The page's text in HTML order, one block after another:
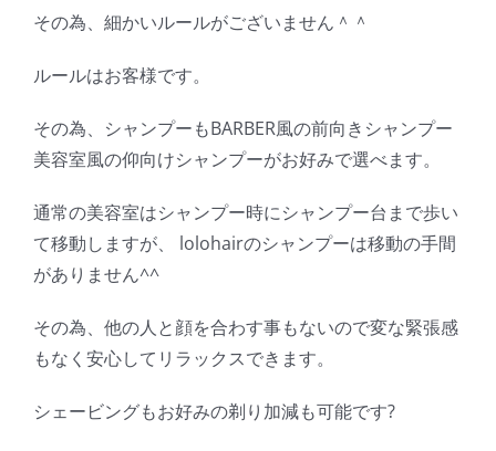
その為、細かいルールがございません＾＾
ルールはお客様です。
その為、シャンプーもBARBER風の前向きシャンプー
美容室風の仰向けシャンプーがお好みで選べます。
通常の美容室はシャンプー時にシャンプー台まで歩い
て移動しますが、 lolohairのシャンプーは移動の手間
がありません^^
その為、他の人と顔を合わす事もないので変な緊張感
もなく安心してリラックスできます。
シェービングもお好みの剃り加減も可能です?